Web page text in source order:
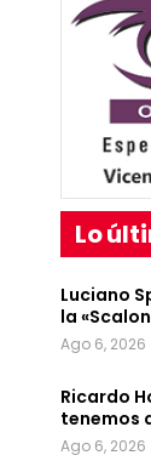
Lo
Luciano
la
Ago 6, 2026
Ricardo
tenemos
Ago 6, 2026